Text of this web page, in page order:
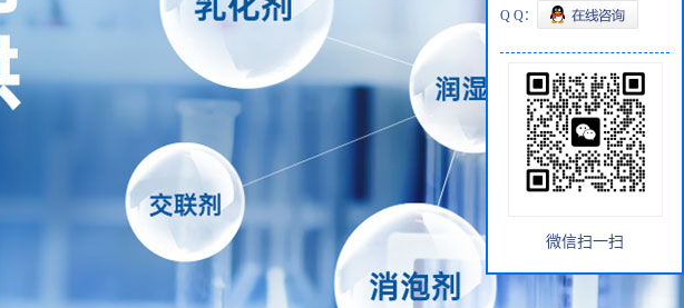
Q Q：
微信扫一扫